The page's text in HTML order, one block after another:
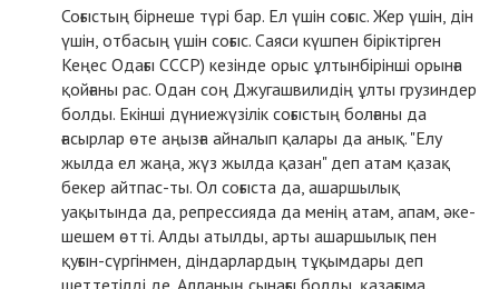
Соғыстың бірнеше түрі бар. Ел үшін соғыс. Жер үшін, дін
үшін, отбасың үшін соғыс. Саяси күшпен біріктірген
Кеңес Одағы СССР) кезінде орыс ұлтынбірінші орынға
қойғаны рас. Одан соң Джугашвилидің ұлты грузиндер
болды. Екінші дүниежүзілік соғыстың болғаны да
ғасырлар өте аңызға айналып қалары да анық. "Елу
жылда ел жаңа, жүз жылда қазан" деп атам қазақ
бекер айтпас-ты. Ол соғыста да, ашаршылық
уақытында да, репрессияда да менің атам, апам, әке-
шешем өтті. Алды атылды, арты ашаршылық пен
қуғын-сүргінмен, діндарлардың тұқымдары деп
шеттетілді де. Алланың сынағы болды, қазағыма.